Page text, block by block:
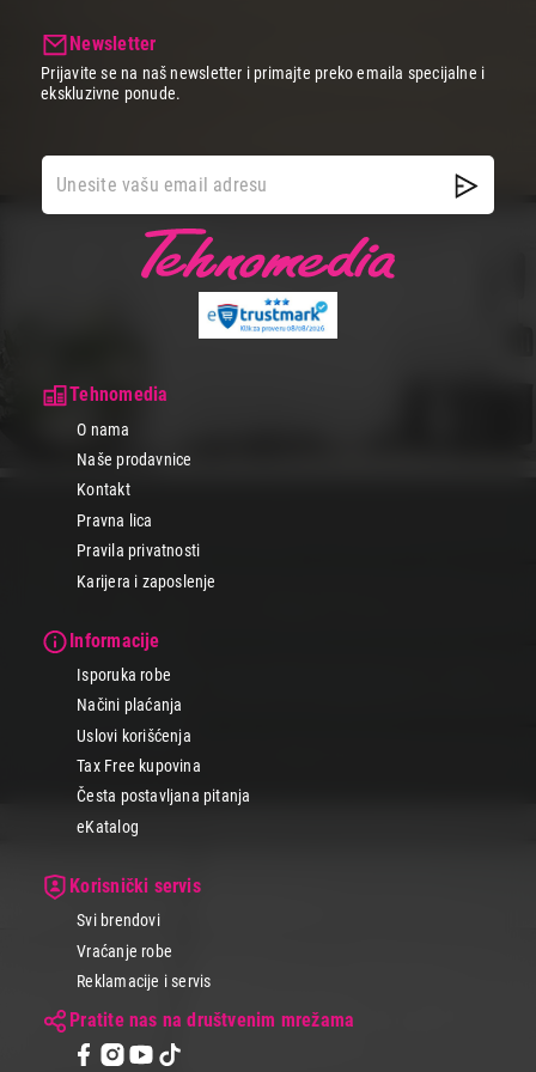
Tehnomedia
O nama
Naše prodavnice
Kontakt
Pravna lica
Pravila privatnosti
Karijera i zaposlenje
Informacije
Isporuka robe
Načini plaćanja
Uslovi korišćenja
Tax Free kupovina
Česta postavljana pitanja
eKatalog
Korisnički servis
Svi brendovi
Vraćanje robe
Reklamacije i servis
Pratite nas na društvenim mrežama
Newsletter
Prijavite se na naš newsletter i primajte preko emaila specijalne i
ekskluzivne ponude.